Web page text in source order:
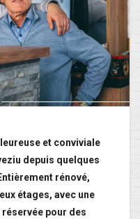
et conviviale
depuis quelques
rénové,
étages, avec une
pour des